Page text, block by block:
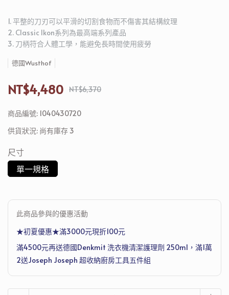
1. 平整的刀刃可以平滑的切割食物而不傷害其結構紋理
2. Classic Ikon系列為最高端系列產品
3. 刀柄符合人體工學，能避免長時間使用疲勞
德國Wusthof
NT$4,480 NT$6,370
商品編號: 1040430720
供貨狀況: 尚有庫存 3
尺寸
單一規格
此商品參與的優惠活動
★初夏優惠★滿3000元現折100元
滿4500元再送德國Denkmit 洗衣機清潔護理劑 250ml，滿1萬
2送Joseph Joseph 超收納廚房工具五件組